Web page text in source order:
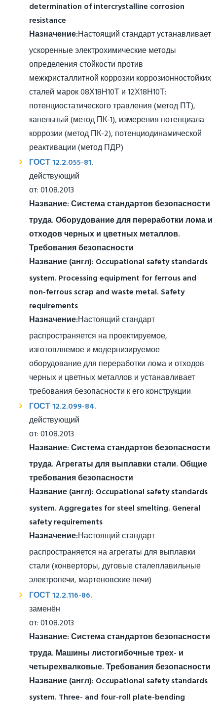
determination of intercrystalline corrosion
resistance
Назначение:Настоящий стандарт устанавливает
ускоренные электрохимические методы
определения стойкости против
межкристаллитной коррозии коррозионностойких
сталей марок 08Х18Н10Т и 12Х18Н10Т:
потенциостатического травления (метод ПТ),
капельный (метод ПК-1), измерения потенциала
коррозии (метод ПК-2), потенциодинамической
реактивации (метод ПДР)
ГОСТ 12.2.055-81.
действующий
от: 01.08.2013
Название:Система стандартов безопасности
труда. Оборудование для переработки лома и
отходов черных и цветных металлов.
Требования безопасности
Название (англ): Occupational safety standards
system. Processing equipment for ferrous and
non-ferrous scrap and waste metal. Safety
requirements
Назначение:Настоящий стандарт
распространяется на проектируемое,
изготовляемое и модернизируемое
оборудование для переработки лома и отходов
черных и цветных металлов и устанавливает
требования безопасности к его конструкции
ГОСТ 12.2.099-84.
действующий
от: 01.08.2013
Название:Система стандартов безопасности
труда. Агрегаты для выплавки стали. Общие
требования безопасности
Название (англ): Occupational safety standards
system. Aggregates for steel smelting. General
safety requirements
Назначение:Настоящий стандарт
распространяется на агрегаты для выплавки
стали (конверторы, дуговые сталеплавильные
электропечи, мартеновские печи)
ГОСТ 12.2.116-86.
заменён
от: 01.08.2013
Название:Система стандартов безопасности
труда. Машины листогибочные трех- и
четырехвалковые. Требования безопасности
Название (англ): Occupational safety standards
system. Three- and four-roll plate-bending